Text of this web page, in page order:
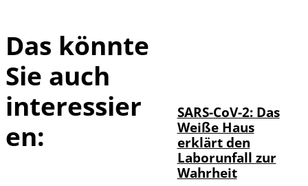
Das könnte
Sie auch
interessier
en:
SARS-CoV-2: Das
Weiße Haus
erklärt den
Laborunfall zur
Wahrheit